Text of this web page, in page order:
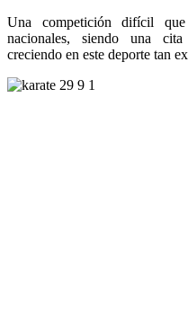
Una competición difícil
nacionales, siendo una
creciendo en este deporte tan